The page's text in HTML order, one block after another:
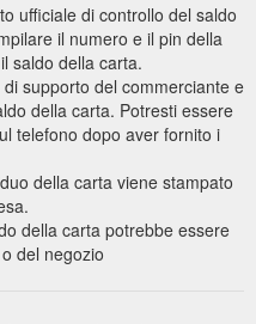
ufficiale di controllo del saldo
il numero e il pin della
saldo della carta.
supporto del commerciante e
della carta. Potresti essere
telefono dopo aver fornito i
della carta viene stampato
della carta potrebbe essere
del negozio